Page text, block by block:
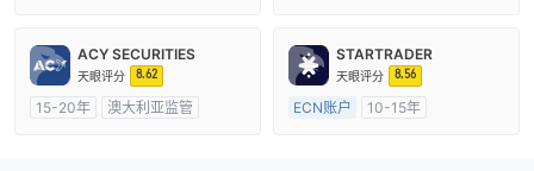
主标MT4
主标MT4
ACY SECURITIES
天眼评分 8.62
15-20年
澳大利亚监管
STARTRADER
天眼评分 8.56
ECN账户
10-15年